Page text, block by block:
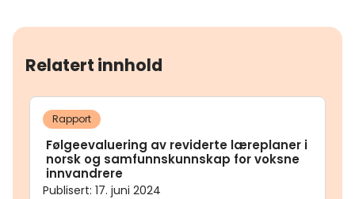
Relatert innhold
Rapport
Følgeevaluering av reviderte læreplaner i
norsk og samfunnskunnskap for voksne
innvandrere
Publisert: 17. juni 2024